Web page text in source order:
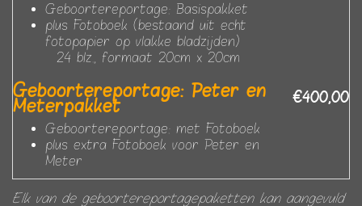
Geboortereportage: Basispakket
plus Fotoboek (bestaand uit echt
fotopapier op vlakke bladzijden)
24 blz., formaat 20cm x 20cm
Geboortereportage: Peter en
Meterpakket €400,00
Geboortereportage: met Fotoboek
plus extra Fotoboek voor Peter en
Meter
Elk van de geboortereportagepaketten kan aangevuld